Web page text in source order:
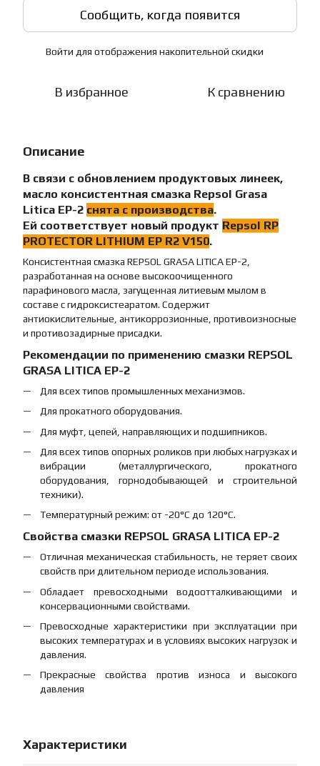
Сообщить, когда появится
Войти для отображения накопительной скидки
В избранное К сравнению
Описание
В связи с обновлением продуктовых линеек,
масло консистентная смазка Repsol Grasa
Litica EP-2 снята с производства.
Ей соответствует новый продукт Repsol RP
PROTECTOR LITHIUM EP R2 V150.
Консистентная смазка REPSOL GRASA LITICA EP-2,
разработанная на основе высокоочищенного
парафинового масла, загущенная литиевым мылом в
составе с гидроксистеаратом. Содержит
антиокислительные, антикоррозионные, противоизносные
и противозадирные присадки.
Рекомендации по применению смазки REPSOL
GRASA LITICA EP-2
Для всех типов промышленных механизмов.
Для прокатного оборудования.
Для муфт, цепей, направляющих и подшипников.
Для всех типов опорных роликов при любых нагрузках и
вибрации (металлургического, прокатного
оборудования, горнодобывающей и строительной
техники).
Температурный режим: от -20°C до 120°C.
Свойства смазки REPSOL GRASA LITICA EP-2
Отличная механическая стабильность, не теряет своих
свойств при длительном периоде использования.
Обладает превосходными водоотталкивающими и
консервационными свойствами.
Превосходные характеристики при эксплуатации при
высоких температурах и в условиях высоких нагрузок и
давления.
Прекрасные свойства против износа и высокого
давления
Характеристики